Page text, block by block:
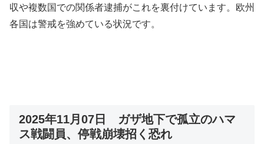
収や複数国での関係者逮捕がこれを裏付けています。欧州
各国は警戒を強めている状況です。
2025年11月07日 ガザ地下で孤立のハマ
ス戦闘員、停戦崩壊招く恐れ